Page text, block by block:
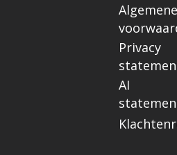
Algemene
Privacy
AI